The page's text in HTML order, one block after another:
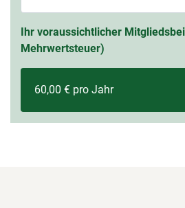
Ihr voraussichtlicher
Mehrwertsteuer)
60,00 € pro Jahr